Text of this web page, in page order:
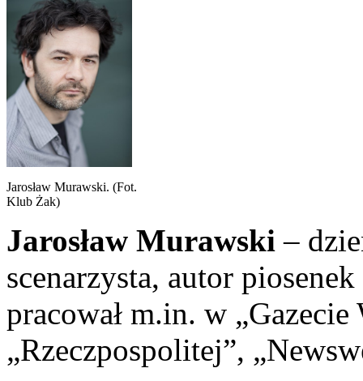
Jarosław Murawski. (Fot.
Klub Żak)
Jarosław Murawski –
scenarzysta, autor
pracował m.in. w „Gazecie
„Rzeczpospolitej”,